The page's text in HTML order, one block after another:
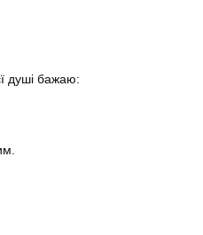
душі бажаю: